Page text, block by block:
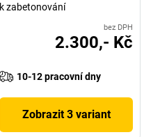
k zabetonování
bez DPH
2.300,- Kč
10-12 pracovní dny
Zobrazit 3 variant